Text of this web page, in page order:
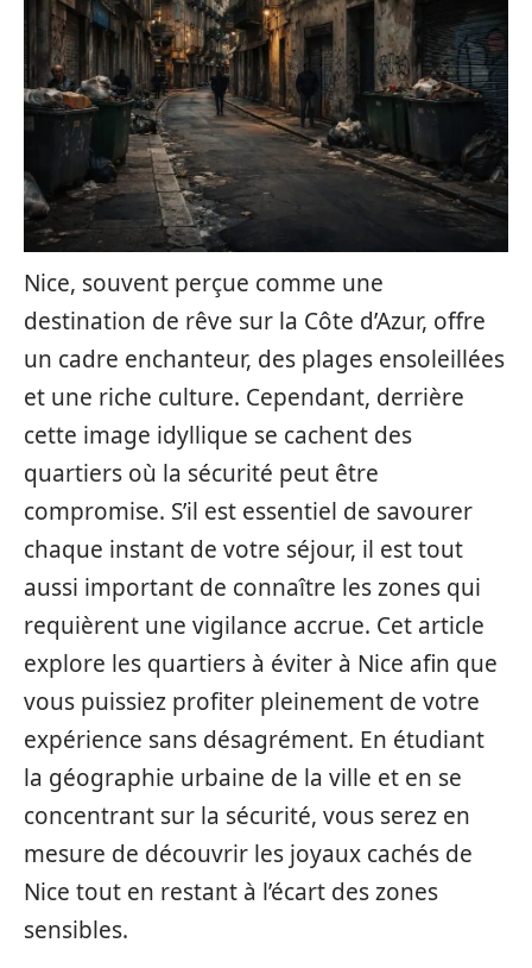
Nice, souvent perçue comme une
destination de rêve sur la Côte d’Azur, offre
un cadre enchanteur, des plages ensoleillées
et une riche culture. Cependant, derrière
cette image idyllique se cachent des
quartiers où la sécurité peut être
compromise. S’il est essentiel de savourer
chaque instant de votre séjour, il est tout
aussi important de connaître les zones qui
requièrent une vigilance accrue. Cet article
explore les quartiers à éviter à Nice afin que
vous puissiez profiter pleinement de votre
expérience sans désagrément. En étudiant
la géographie urbaine de la ville et en se
concentrant sur la sécurité, vous serez en
mesure de découvrir les joyaux cachés de
Nice tout en restant à l’écart des zones
sensibles.